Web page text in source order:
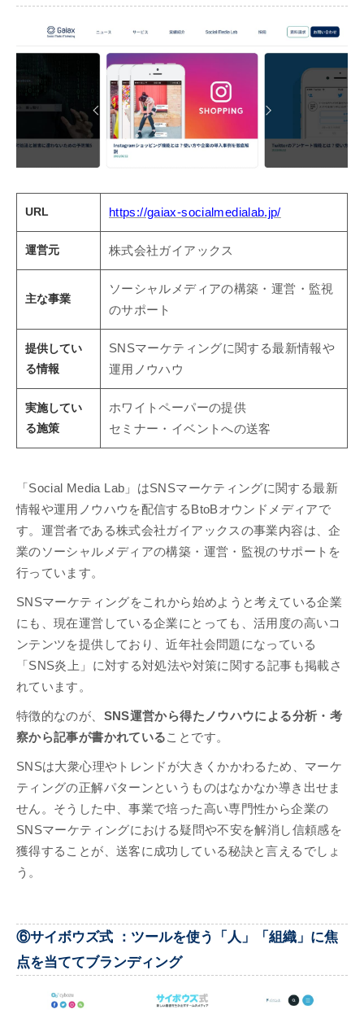
URL https://gaiax-socialmedialab.jp/
運営元 株式会社ガイアックス
主な事業
ソーシャルメディアの構築・運営・監視
のサポート
提供してい
る情報
SNSマーケティングに関する最新情報や
運用ノウハウ
実施してい
る施策
ホワイトペーパーの提供
セミナー・イベントへの送客
「Social Media Lab」はSNSマーケティングに関する最新
情報や運用ノウハウを配信するBtoBオウンドメディアで
す。運営者である株式会社ガイアックスの事業内容は、企
業のソーシャルメディアの構築・運営・監視のサポートを
行っています。
SNSマーケティングをこれから始めようと考えている企業
にも、現在運営している企業にとっても、活用度の高いコ
ンテンツを提供しており、近年社会問題になっている
「SNS炎上」に対する対処法や対策に関する記事も掲載さ
れています。
特徴的なのが、 SNS運営から得たノウハウによる分析・考
察から記事が書かれていることです。
SNSは大衆心理やトレンドが大きくかかわるため、マーケ
ティングの正解パターンというものはなかなか導き出せま
せん。そうした中、事業で培った高い専門性から企業の
SNSマーケティングにおける疑問や不安を解消し信頼感を
獲得することが、送客に成功している秘訣と言えるでしょ
う。
⑥サイボウズ式 ：ツールを使う「人」「組織」に焦
点を当ててブランディング